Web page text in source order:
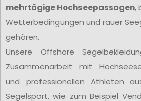
mehrtägige Hochseepassagen,
Wetterbedingungen und rauer
gehören.
Unsere Offshore
Zusammenarbeit mit
und professionellen Athleten
Segelsport, wie zum Beispiel